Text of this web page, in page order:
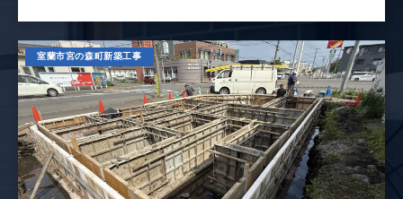
室蘭市宮の森町新築工事